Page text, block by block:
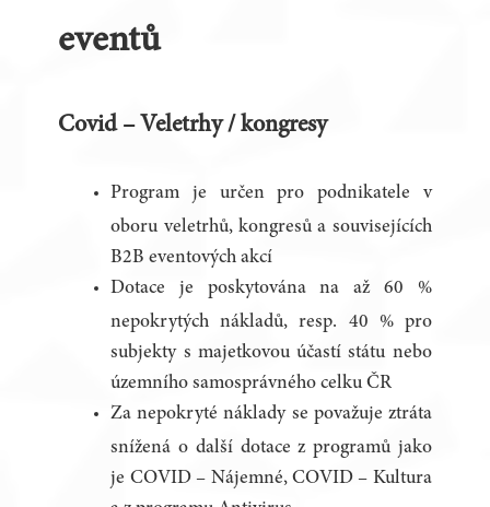
eventů
Covid – Veletrhy / kongresy
Program je určen pro podnikatele v
oboru veletrhů, kongresů a souvisejících
B2B eventových akcí
Dotace je poskytována na až 60 %
nepokrytých nákladů, resp. 40 % pro
subjekty s majetkovou účastí státu nebo
územního samosprávného celku ČR
Za nepokryté náklady se považuje ztráta
snížená o další dotace z programů jako
je COVID – Nájemné, COVID – Kultura